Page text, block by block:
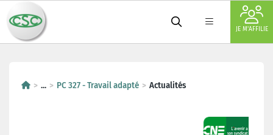
JE M'AFFILIE
... PC 327 - Travail adapté Actualités